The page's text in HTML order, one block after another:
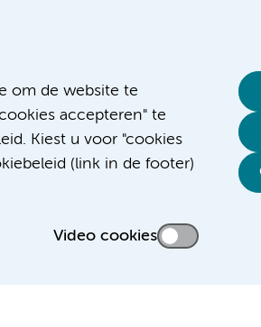
om de website te
accepteren" te
Kiest u voor "cookies
(link in de footer)
Video cookies